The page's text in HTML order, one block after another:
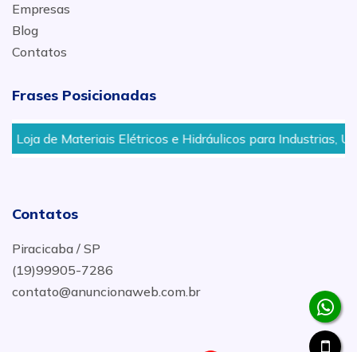
Empresas
Blog
Contatos
Frases Posicionadas
Loja de Materiais Elétricos e Hidráulicos para Industrias,
Contatos
Piracicaba / SP
(19)99905-7286
contato@anuncionaweb.com.br